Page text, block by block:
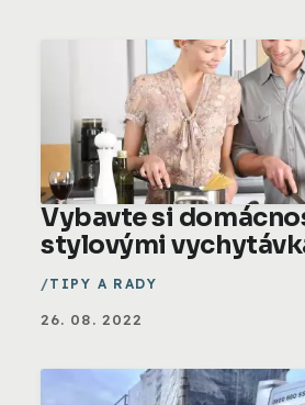
Vybavte si
stylovými
TIPY A RADY
26. 08. 2022